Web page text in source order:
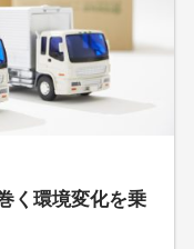
く環境変化を乗